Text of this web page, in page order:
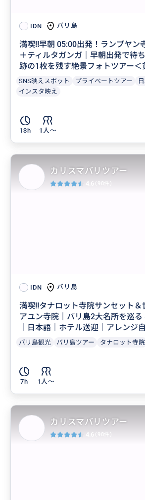
IDN バリ島
満喫‼️早朝 05:00出発！ランプヤン
＋ティルタガンガ｜早朝出発で待
跡の1枚を残す絶景フォトツアー＜
SNS映えスポット プライベートツアー
インスタ映え
13h 1人〜
IDN バリ島
満喫‼️タナロット寺院サンセット＆
アユン寺院｜バリ島2大名所を巡
｜日本語｜ホテル送迎｜アレンジ
バリ島観光 バリ島ツアー タナロット寺院
7h 1人〜
カリスマバリツアー
4.6 (98件)
カリスマバリツアー
4.6 (98件)